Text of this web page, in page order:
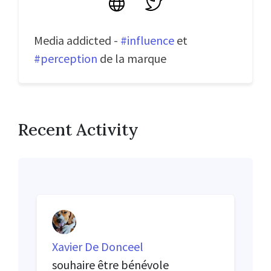
Media addicted - #influence et
#perception de la marque
Recent Activity
Xavier De Donceel
souhaire être bénévole